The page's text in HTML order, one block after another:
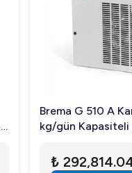
Brema G 510 A
kg/gün Kapasiteli
₺ 292,814.04